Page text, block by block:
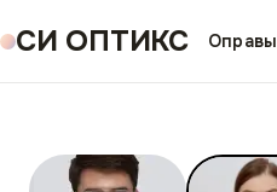
СИ ОПТИКС Оправы